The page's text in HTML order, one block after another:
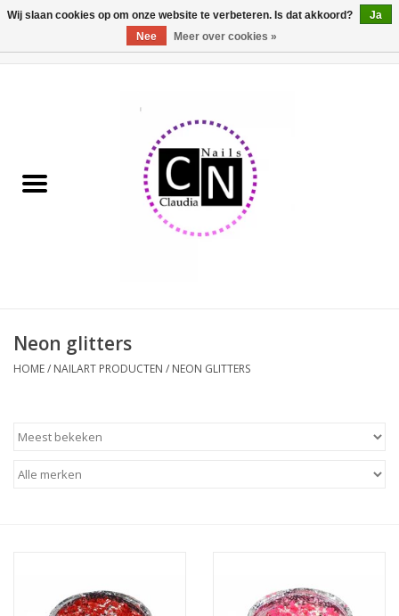
Pedicure producten
Acrylpoeder
Apparatuur
NailArt Producten
Neon glitters
HOME/ NAILART PRODUCTEN / NEON GLITTERS
Wij slaan cookies op om onze website te verbeteren. Is dat akkoord?
Ja
Nee
Meer over cookies »